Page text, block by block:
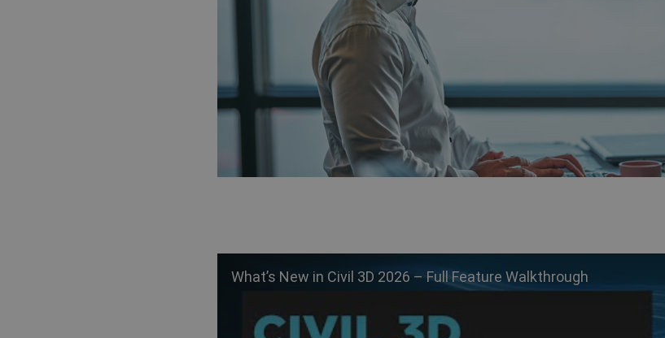
What’s New in Civil 3D 2026 – Full Feature Walkthrough